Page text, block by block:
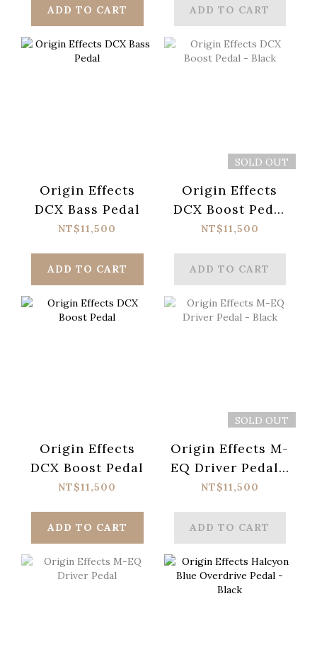
ADD TO CART ADD TO CART
Origin Effects
DCX Bass Pedal
NT$11,500
ADD TO CART
SOLD OUT
Origin Effects
DCX Boost Pedal
- Black
NT$11,500
ADD TO CART
Origin Effects
DCX Boost Pedal
NT$11,500
ADD TO CART
SOLD OUT
Origin Effects M-
EQ Driver Pedal -
Black
NT$11,500
ADD TO CART